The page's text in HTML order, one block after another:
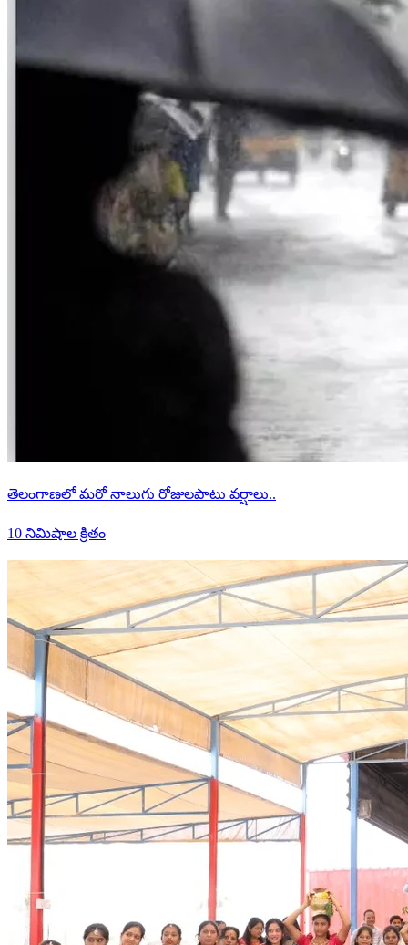
తెలంగాణలో మరో నాలుగు రోజులపాటు వర్షాలు..
10 నిమిషాల క్రితం